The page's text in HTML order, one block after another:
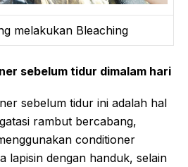
melakukan Bleaching
sebelum tidur dimalam hari
sebelum tidur ini adalah hal
rambut bercabang,
conditioner
lapisin dengan handuk, selain